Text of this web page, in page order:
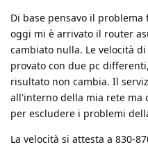
Di base pensavo il
oggi mi è arrivato il router
cambiato nulla. Le velocità
provato con due pc
risultato non cambia. Il
all'interno della mia rete ma
per escludere i problemi
La velocità si attesta a 830-